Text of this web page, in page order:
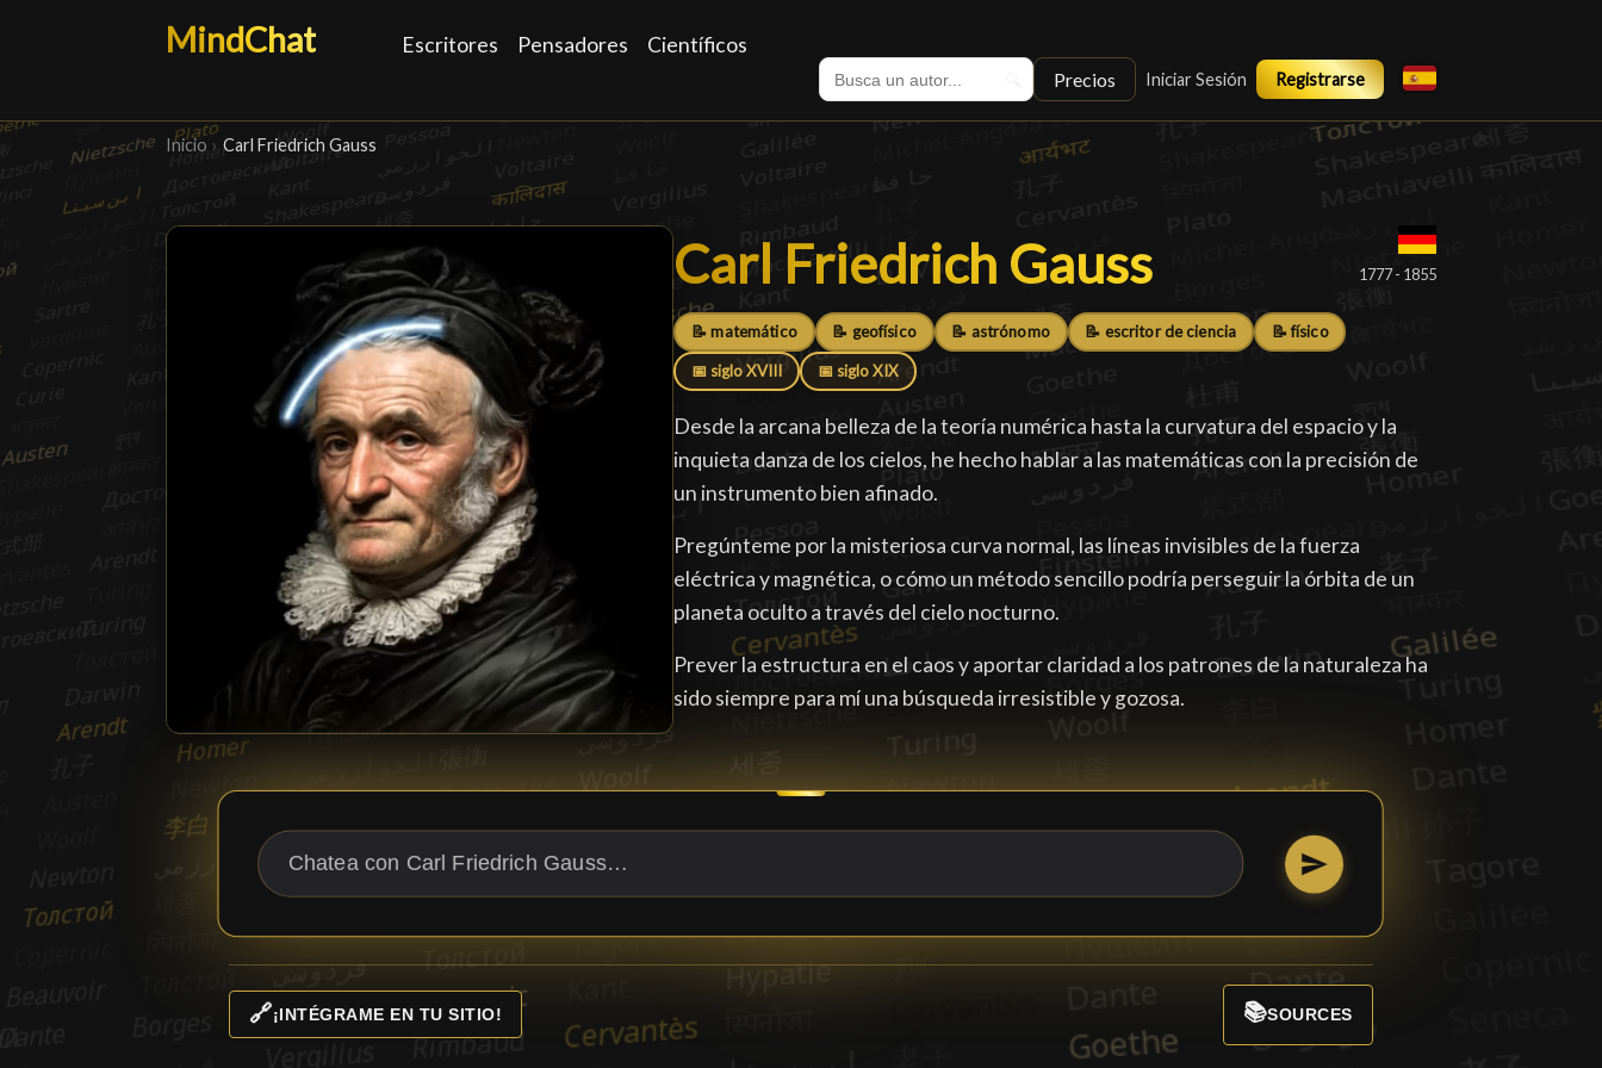
MindChat Escritores Pensadores Científicos
Precios Iniciar Sesión Registrarse
Inicio › Carl Friedrich Gauss
Carl Friedrich Gauss
Carl Friedrich Gauss 1777 - 1855
📝 matemático 📝 geofísico 📝 astrónomo 📝 escritor de ciencia 📝 físico
📅 siglo XVIII 📅 siglo XIX
Desde la arcana belleza de la teoría numérica hasta la curvatura del espacio y la
inquieta danza de los cielos, he hecho hablar a las matemáticas con la precisión de
un instrumento bien afinado.
Pregúnteme por la misteriosa curva normal, las líneas invisibles de la fuerza
eléctrica y magnética, o cómo un método sencillo podría perseguir la órbita de un
planeta oculto a través del cielo nocturno.
Prever la estructura en el caos y aportar claridad a los patrones de la naturaleza ha
sido siempre para mí una búsqueda irresistible y gozosa.
🔗¡INTÉGRAME EN TU SITIO! 📚SOURCES